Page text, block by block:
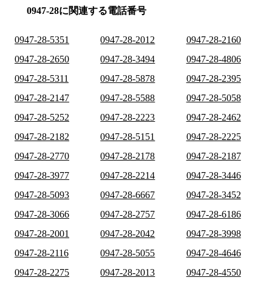
0947-28に関連する電話番号
0947-28-5351 0947-28-2012
0947-28-2160
0947-28-2650
0947-28-3494
0947-28-4806
0947-28-5311
0947-28-5878
0947-28-2395
0947-28-2147
0947-28-5588
0947-28-5058
0947-28-5252
0947-28-2223
0947-28-2462
0947-28-2182
0947-28-5151
0947-28-2225
0947-28-2770
0947-28-2178
0947-28-2187
0947-28-3977
0947-28-2214
0947-28-3446
0947-28-5093
0947-28-6667
0947-28-3452
0947-28-3066
0947-28-2757
0947-28-6186
0947-28-2001
0947-28-2042
0947-28-3998
0947-28-2116
0947-28-5055
0947-28-4646
0947-28-2275
0947-28-2013
0947-28-4550